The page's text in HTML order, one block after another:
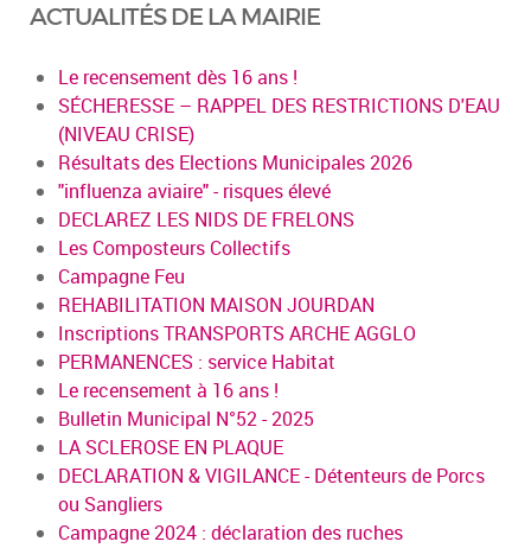
ACTUALITÉS DE LA MAIRIE
Le recensement dès 16 ans !
SÉCHERESSE – RAPPEL DES RESTRICTIONS D'EAU
(NIVEAU CRISE)
Résultats des Elections Municipales 2026
"influenza aviaire" - risques élevé
DECLAREZ LES NIDS DE FRELONS
Les Composteurs Collectifs
Campagne Feu
REHABILITATION MAISON JOURDAN
Inscriptions TRANSPORTS ARCHE AGGLO
PERMANENCES : service Habitat
Le recensement à 16 ans !
Bulletin Municipal N°52 - 2025
LA SCLEROSE EN PLAQUE
DECLARATION & VIGILANCE - Détenteurs de Porcs
ou Sangliers
Campagne 2024 : déclaration des ruches